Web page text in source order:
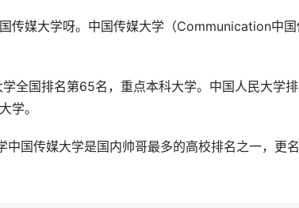
传媒大学呀。中国传媒大学（Communication中
全国排名第65名，重点本科大学。中国人民大学
学。
国传媒大学是国内帅哥最多的高校排名之一，更